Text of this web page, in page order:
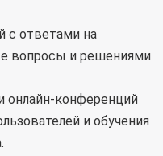
с ответами на
вопросы и решениями
онлайн-конференций
и обучения